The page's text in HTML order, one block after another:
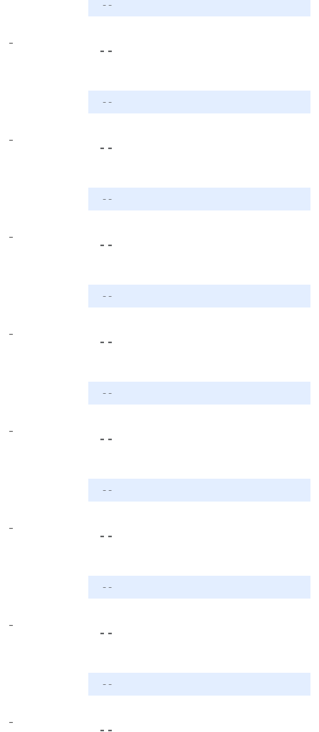
- -
-
- -
- -
-
- -
- -
-
- -
- -
-
- -
- -
-
- -
- -
-
- -
- -
-
- -
- -
-